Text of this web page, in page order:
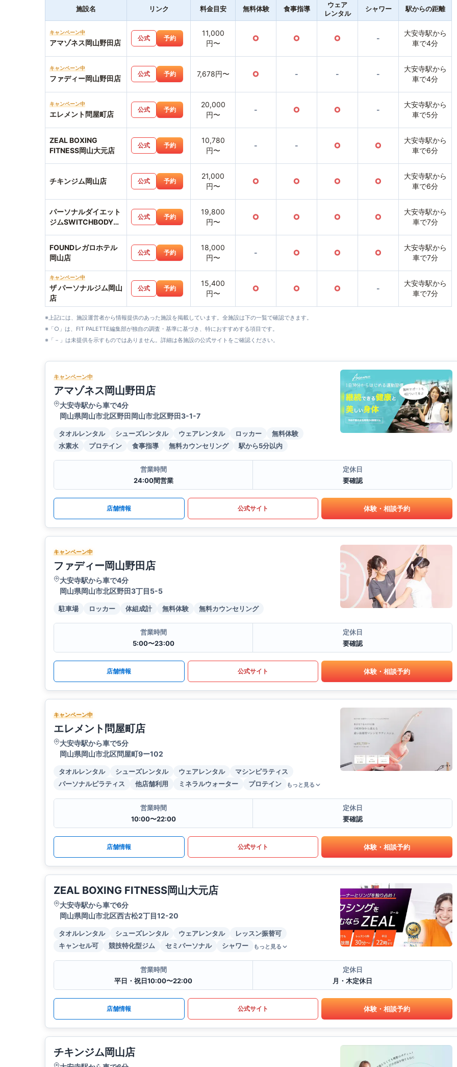
施設名 リンク 料金目安 無料体験 食事指導
ウェア
レンタル
シャワー 駅からの距離
キャンペーン中
アマゾネス岡山野田店
公式 予約
11,000
円〜
○ ○ ○ -
大安寺駅から
車で4分
キャンペーン中
ファディー岡山野田店
公式 予約 7,678円〜 ○ - - -
大安寺駅から
車で4分
キャンペーン中
エレメント問屋町店
公式 予約
20,000
円〜
- ○ ○ -
大安寺駅から
車で5分
ZEAL BOXING
FITNESS岡山大元店
公式 予約
10,780
円〜
- - ○ ○
大安寺駅から
車で6分
チキンジム岡山店 公式 予約
21,000
円〜
○ ○ ○ ○
大安寺駅から
車で6分
パーソナルダイエット
ジムSWITCHBODY岡
公式 予約
19,800
円〜
○ ○ ○ ○
大安寺駅から
車で7分
FOUNDレガロホテル
岡山店
公式 予約
18,000
円〜
- ○ ○ ○
大安寺駅から
車で7分
キャンペーン中
ザ パーソナルジム岡山
店
公式 予約
15,400
円〜
○ ○ ○ -
大安寺駅から
車で7分
※上記には、施設運営者から情報提供のあった施設を掲載しています。全施設は下の一覧で確認できます。
※「○」は、FIT PALETTE編集部が独自の調査・基準に基づき、特におすすめする項目です。
※「－」は未提供を示すものではありません。詳細は各施設の公式サイトをご確認ください。
キャンペーン中
アマゾネス岡山野田店
大安寺駅から車で4分
岡山県岡山市北区野田岡山市北区野田3-1-7
タオルレンタル シューズレンタル ウェアレンタル ロッカー
無料体験
水素水
プロテイン 食事指導 無料カウンセリング 駅から5分以内
営業時間
24:00間営業
定休日
要確認
店舗情報 公式サイト 体験・相談予約
キャンペーン中
ファディー岡山野田店
大安寺駅から車で4分
岡山県岡山市北区野田3丁目5-5
駐車場 ロッカー 体組成計 無料体験 無料カウンセリング
営業時間
5:00〜23:00
定休日
要確認
店舗情報 公式サイト 体験・相談予約
キャンペーン中
エレメント問屋町店
大安寺駅から車で5分
岡山県岡山市北区問屋町9ー102
タオルレンタル シューズレンタル ウェアレンタル
マシンピラティス
パーソナルピラティス
他店舗利用 ミネラルウォーター プロテイン もっと見る
営業時間
10:00〜22:00
定休日
要確認
店舗情報 公式サイト 体験・相談予約
ZEAL BOXING FITNESS岡山大元店
大安寺駅から車で6分
岡山県岡山市北区西古松2丁目12-20
タオルレンタル シューズレンタル ウェアレンタル
レッスン振替可
キャンセル可
競技特化型ジム セミパーソナル シャワー もっと見る
営業時間
平日・祝日10:00〜22:00
定休日
月・木定休日
店舗情報 公式サイト 体験・相談予約
チキンジム岡山店